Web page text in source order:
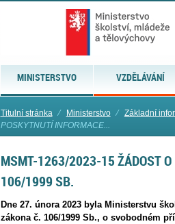
MINISTERSTVO VZDĚLÁVÁNÍ
Titulní stránka ⁄ Ministerstvo ⁄ Základní
POSKYTNUTÍ INFORMACE...
MSMT-1263/2023-15 ŽÁDOST O
106/1999 SB.
Dne 27. února 2023 byla Ministerstvu
zákona č. 106/1999 Sb., o svobodném